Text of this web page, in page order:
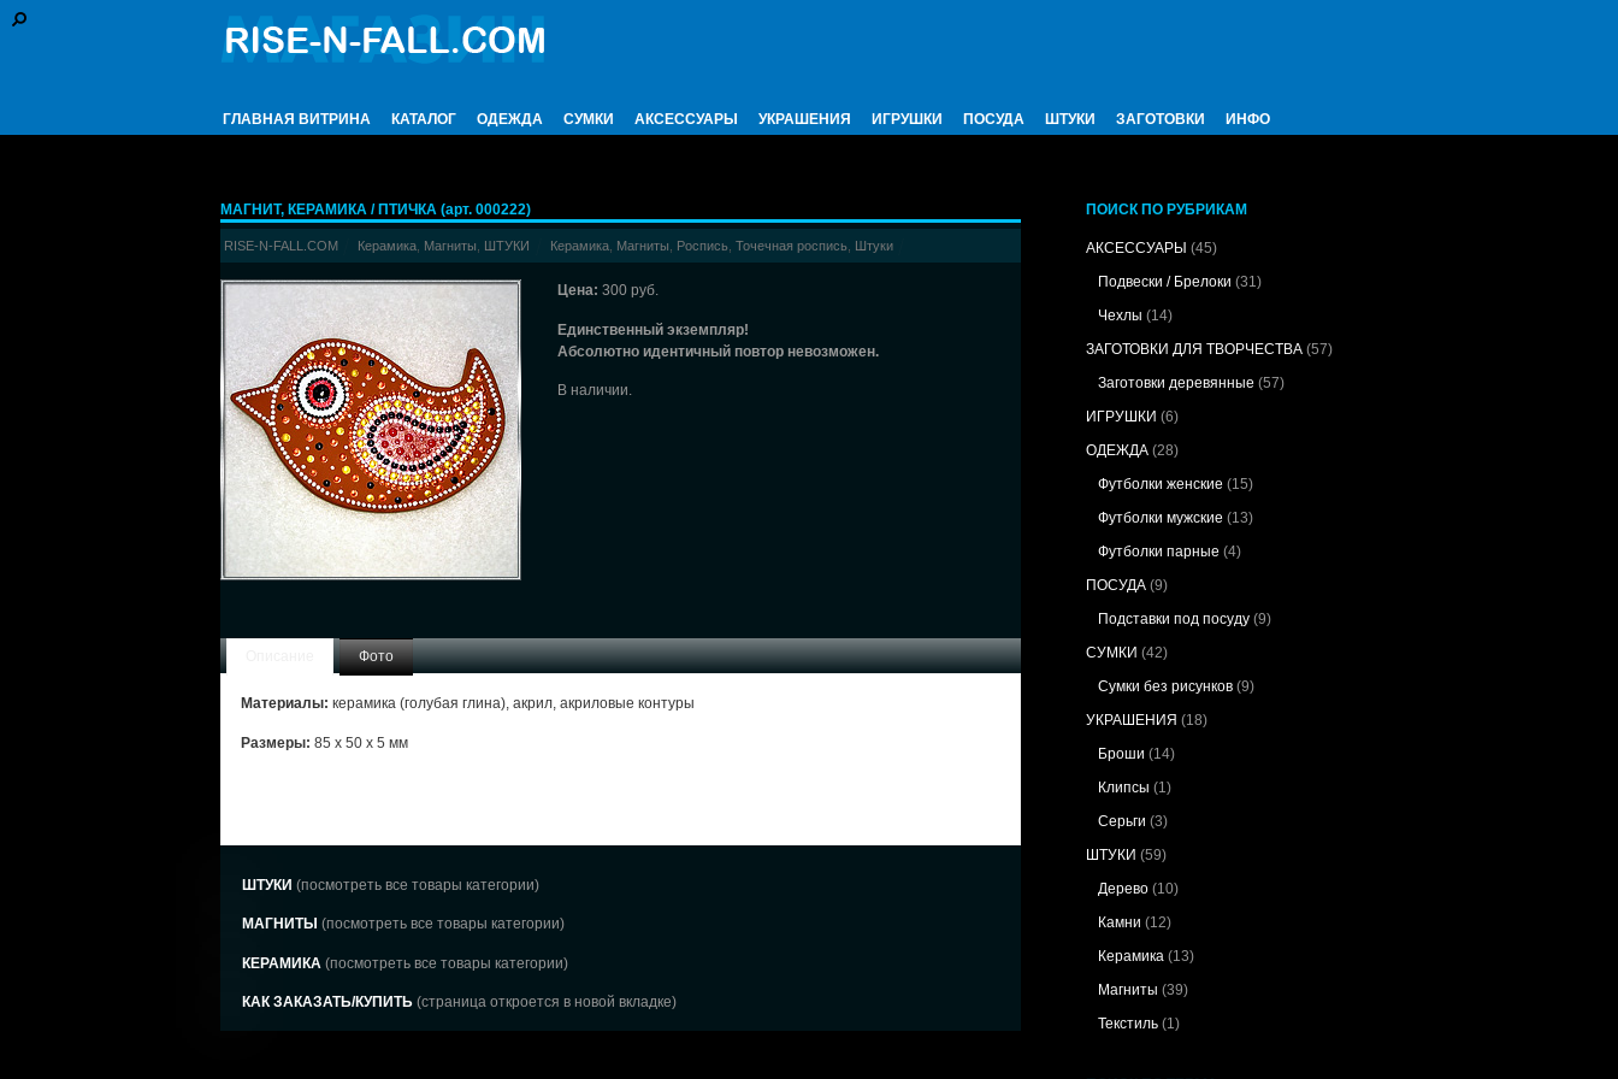
ГЛАВНАЯ ВИТРИНА КАТАЛОГ ОДЕЖДА СУМКИ АКСЕССУАРЫ УКРАШЕНИЯ ИГРУШКИ ПОСУДА ШТУКИ ЗАГОТОВКИ ИНФО
МАГНИТ, КЕРАМИКА / ПТИЧКА (арт. 000222)
RISE-N-FALL.COM Керамика Магниты ШТУКИ Керамика, Магниты Роспись, Точечная роспись, Штуки
Цена: 300 руб.
Единственный экземпляр!
Абсолютно идентичный повтор невозможен.
В наличии.
Фото
Материалы: керамика (голубая глина), акрил, акриловые контуры
Размеры: 85 х 50 х 5 мм
ШТУКИ (посмотреть все товары категории)
МАГНИТЫ (посмотреть все товары категории)
КЕРАМИКА (посмотреть все товары категории)
КАК ЗАКАЗАТЬ/КУПИТЬ (страница откроется в новой вкладке)
ПОИСК ПО РУБРИКАМ
АКСЕССУАРЫ (45)
Подвески / Брелоки (31)
Чехлы (14)
ЗАГОТОВКИ ДЛЯ ТВОРЧЕСТВА(57)
Заготовки деревянные (57)
ИГРУШКИ (6)
ОДЕЖДА(28)
Футболки женские (15)
Футболки мужские (13)
Футболки парные (4)
ПОСУДА(9)
Подставки под посуду(9)
СУМКИ (42)
Сумки без рисунков(9)
УКРАШЕНИЯ (18)
Броши (14)
Клипсы (1)
Серьги (3)
ШТУКИ (59)
Дерево(10)
Камни (12)
Керамика(13)
Магниты (39)
Текстиль(1)